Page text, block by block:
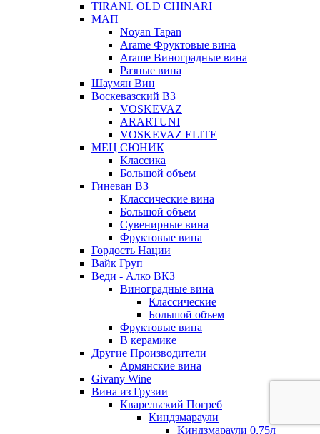
TIRANI. OLD CHINARI
МАП
Noyan Tapan
Arame Фруктовые вина
Arame Виноградные вина
Разные вина
Шаумян Вин
Воскевазский ВЗ
VOSKEVAZ
ARARTUNI
VOSKEVAZ ELITE
МЕЦ СЮНИК
Классика
Большой объем
Гиневан ВЗ
Классические вина
Большой объем
Сувенирные вина
Фруктовые вина
Гордость Нации
Вайк Груп
Веди - Алко ВКЗ
Виноградные вина
Классические
Большой объем
Фруктовые вина
В керамике
Другие Производители
Армянские вина
Givany Wine
Вина из Грузии
Кварельский Погреб
Киндзмараули
Киндзмараули 0,75л